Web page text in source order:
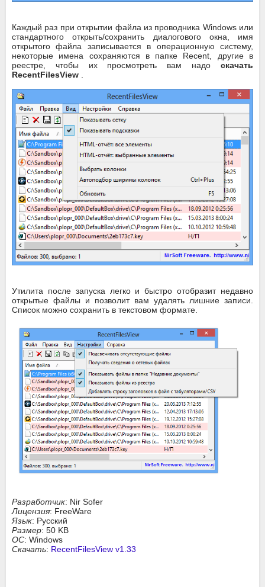
Каждый раз при открытии файла из проводника Windows или
стандартного открыть/сохранить диалогового окна, имя
открытого файла записывается в операционную систему,
некоторые имена сохраняются в папке Recent, другие в
реестре, чтобы их просмотреть вам надо скачать
RecentFilesView
Утилита после запуска легко и быстро отобразит недавно
открытые файлы и позволит вам удалять лишние записи.
Список можно сохранить в текстовом формате.
Разработчик: Nir Sofer
Лицензия: FreeWare
Язык: Русский
Размер: 50 KB
ОС: Windows
Скачать: RecentFilesView v1.33